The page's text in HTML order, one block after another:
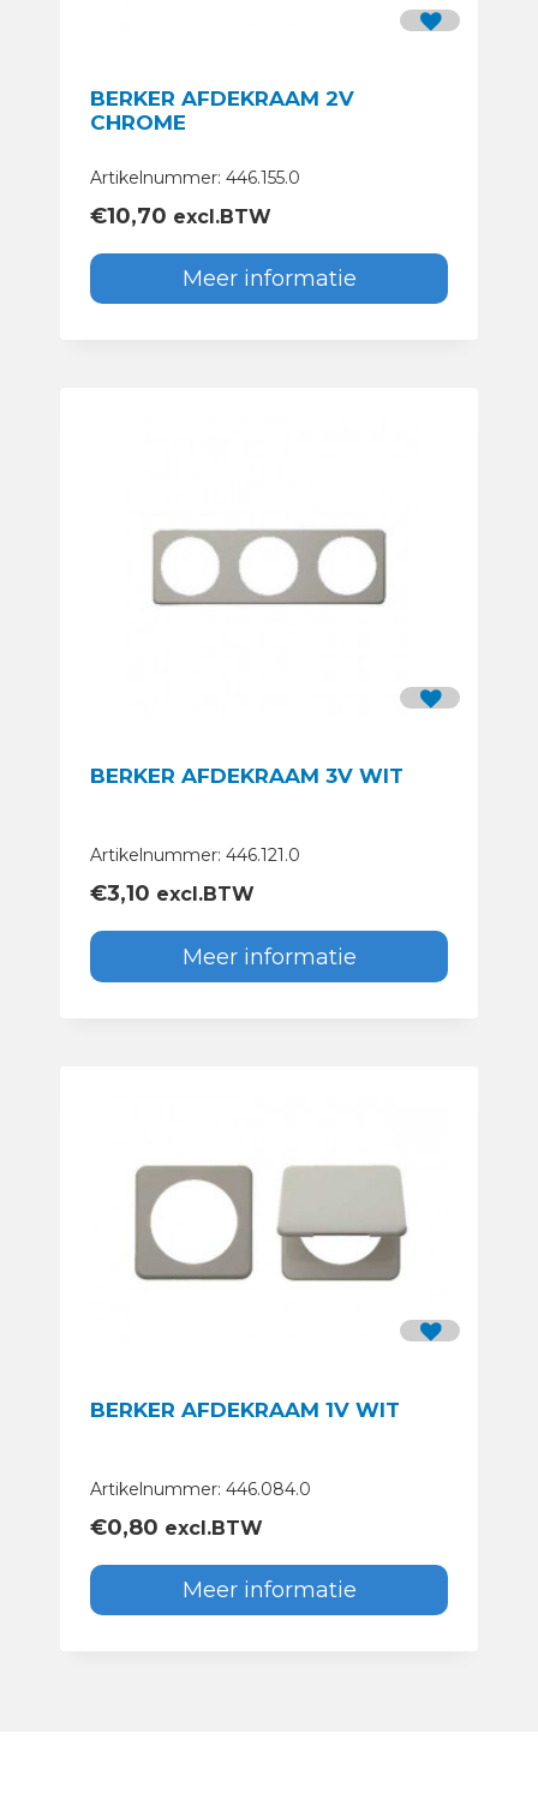
BERKER AFDEKRAAM 2V
CHROME
Artikelnummer: 446.155.0
€10,70 excl.BTW
Meer informatie
BERKER AFDEKRAAM 3V WIT
Artikelnummer: 446.121.0
€3,10 excl.BTW
Meer informatie
BERKER AFDEKRAAM 1V WIT
Artikelnummer: 446.084.0
€0,80 excl.BTW
Meer informatie